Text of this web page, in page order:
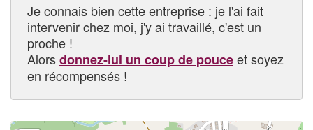
Je connais bien cette entreprise : je l'ai fait
intervenir chez moi, j'y ai travaillé, c'est un
proche !
Alorsdonnez-lui un coup de pouceet soyez
en récompensés !